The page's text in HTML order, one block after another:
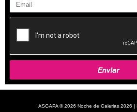
b
m
l
Enviar
ASGAPA © 2026 Noche de Galerias 2026 |